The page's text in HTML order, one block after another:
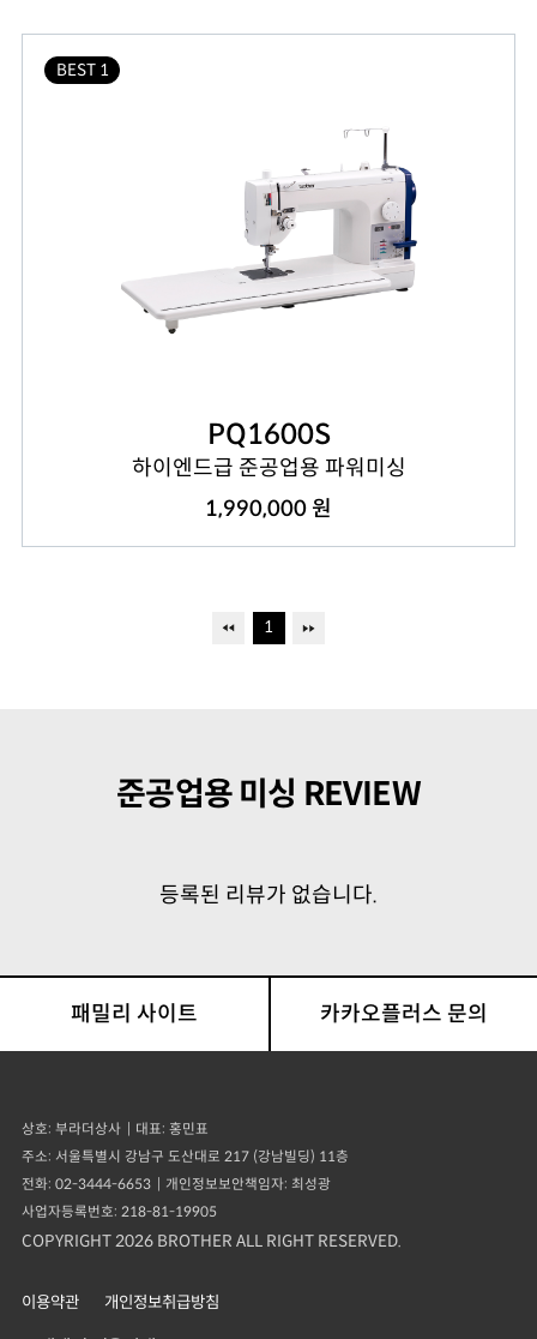
BEST 1
PQ1600S
하이엔드급 준공업용 파워미싱
1,990,000 원
1
준공업용 미싱 REVIEW
등록된 리뷰가 없습니다.
패밀리 사이트 카카오플러스 문의
상호 부라더상사 대표 홍민표
주소 서울특별시 강남구 도산대로 217 (강남빌딩) 11층
전화 02-3444-6653 개인정보보안책임자 최성광
사업자등록번호 218-81-19905
COPYRIGHT 2026 BROTHER ALL RIGHT RESERVED.
이용약관 개인정보취급방침